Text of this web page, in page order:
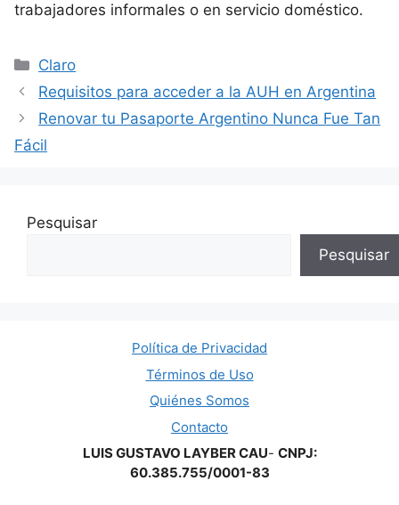
trabajadores informales o en servicio doméstico.
Categorías
Claro
Requisitos para acceder a la AUH en Argentina
Renovar tu Pasaporte Argentino Nunca Fue Tan
Fácil
Pesquisar
Pesquisar
Política de Privacidad
Términos de Uso
Quiénes Somos
Contacto
LUIS GUSTAVO LAYBER CAU- CNPJ:
60.385.755/0001-83